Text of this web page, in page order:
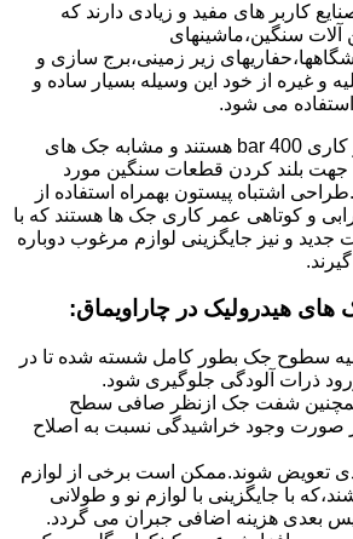
کاربر های مفید و زیادی دارند که
سنگین،ماشینهای
زیر زمینی،برج سازی و
و غیره از خود این وسیله بسیار ساده و
استفاده می شود.
جکهای زیر دارای فشار کاری 400 bar هستند و مشابه جک های
جهت بلند کردن قطعات سنگین مورد
اشتباه پیستون بهمراه استفاده از
و کوتاهی عمر کاری جک ها هستند که با
جدید و نیز جایگزینی لوازم مرغوب دوباره
هیدرولیک در چاراویماق:
سطوح جک بطور کامل شسته شده تا در
ذرات آلودگی جلوگیری شود.
شفت جک ازنظر صافی سطح
صورت وجود خراشیدگی نسبت به اصلاح
تعویض شوند.ممکن است برخی از لوازم
با جایگزینی با لوازم نو و طولانی
بعدی هزینه اضافی جبران می گردد.